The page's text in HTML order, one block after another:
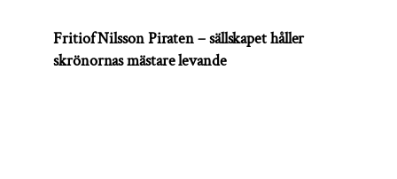
Fritiof Nilsson Piraten – sällskapet håller
skrönornas mästare levande